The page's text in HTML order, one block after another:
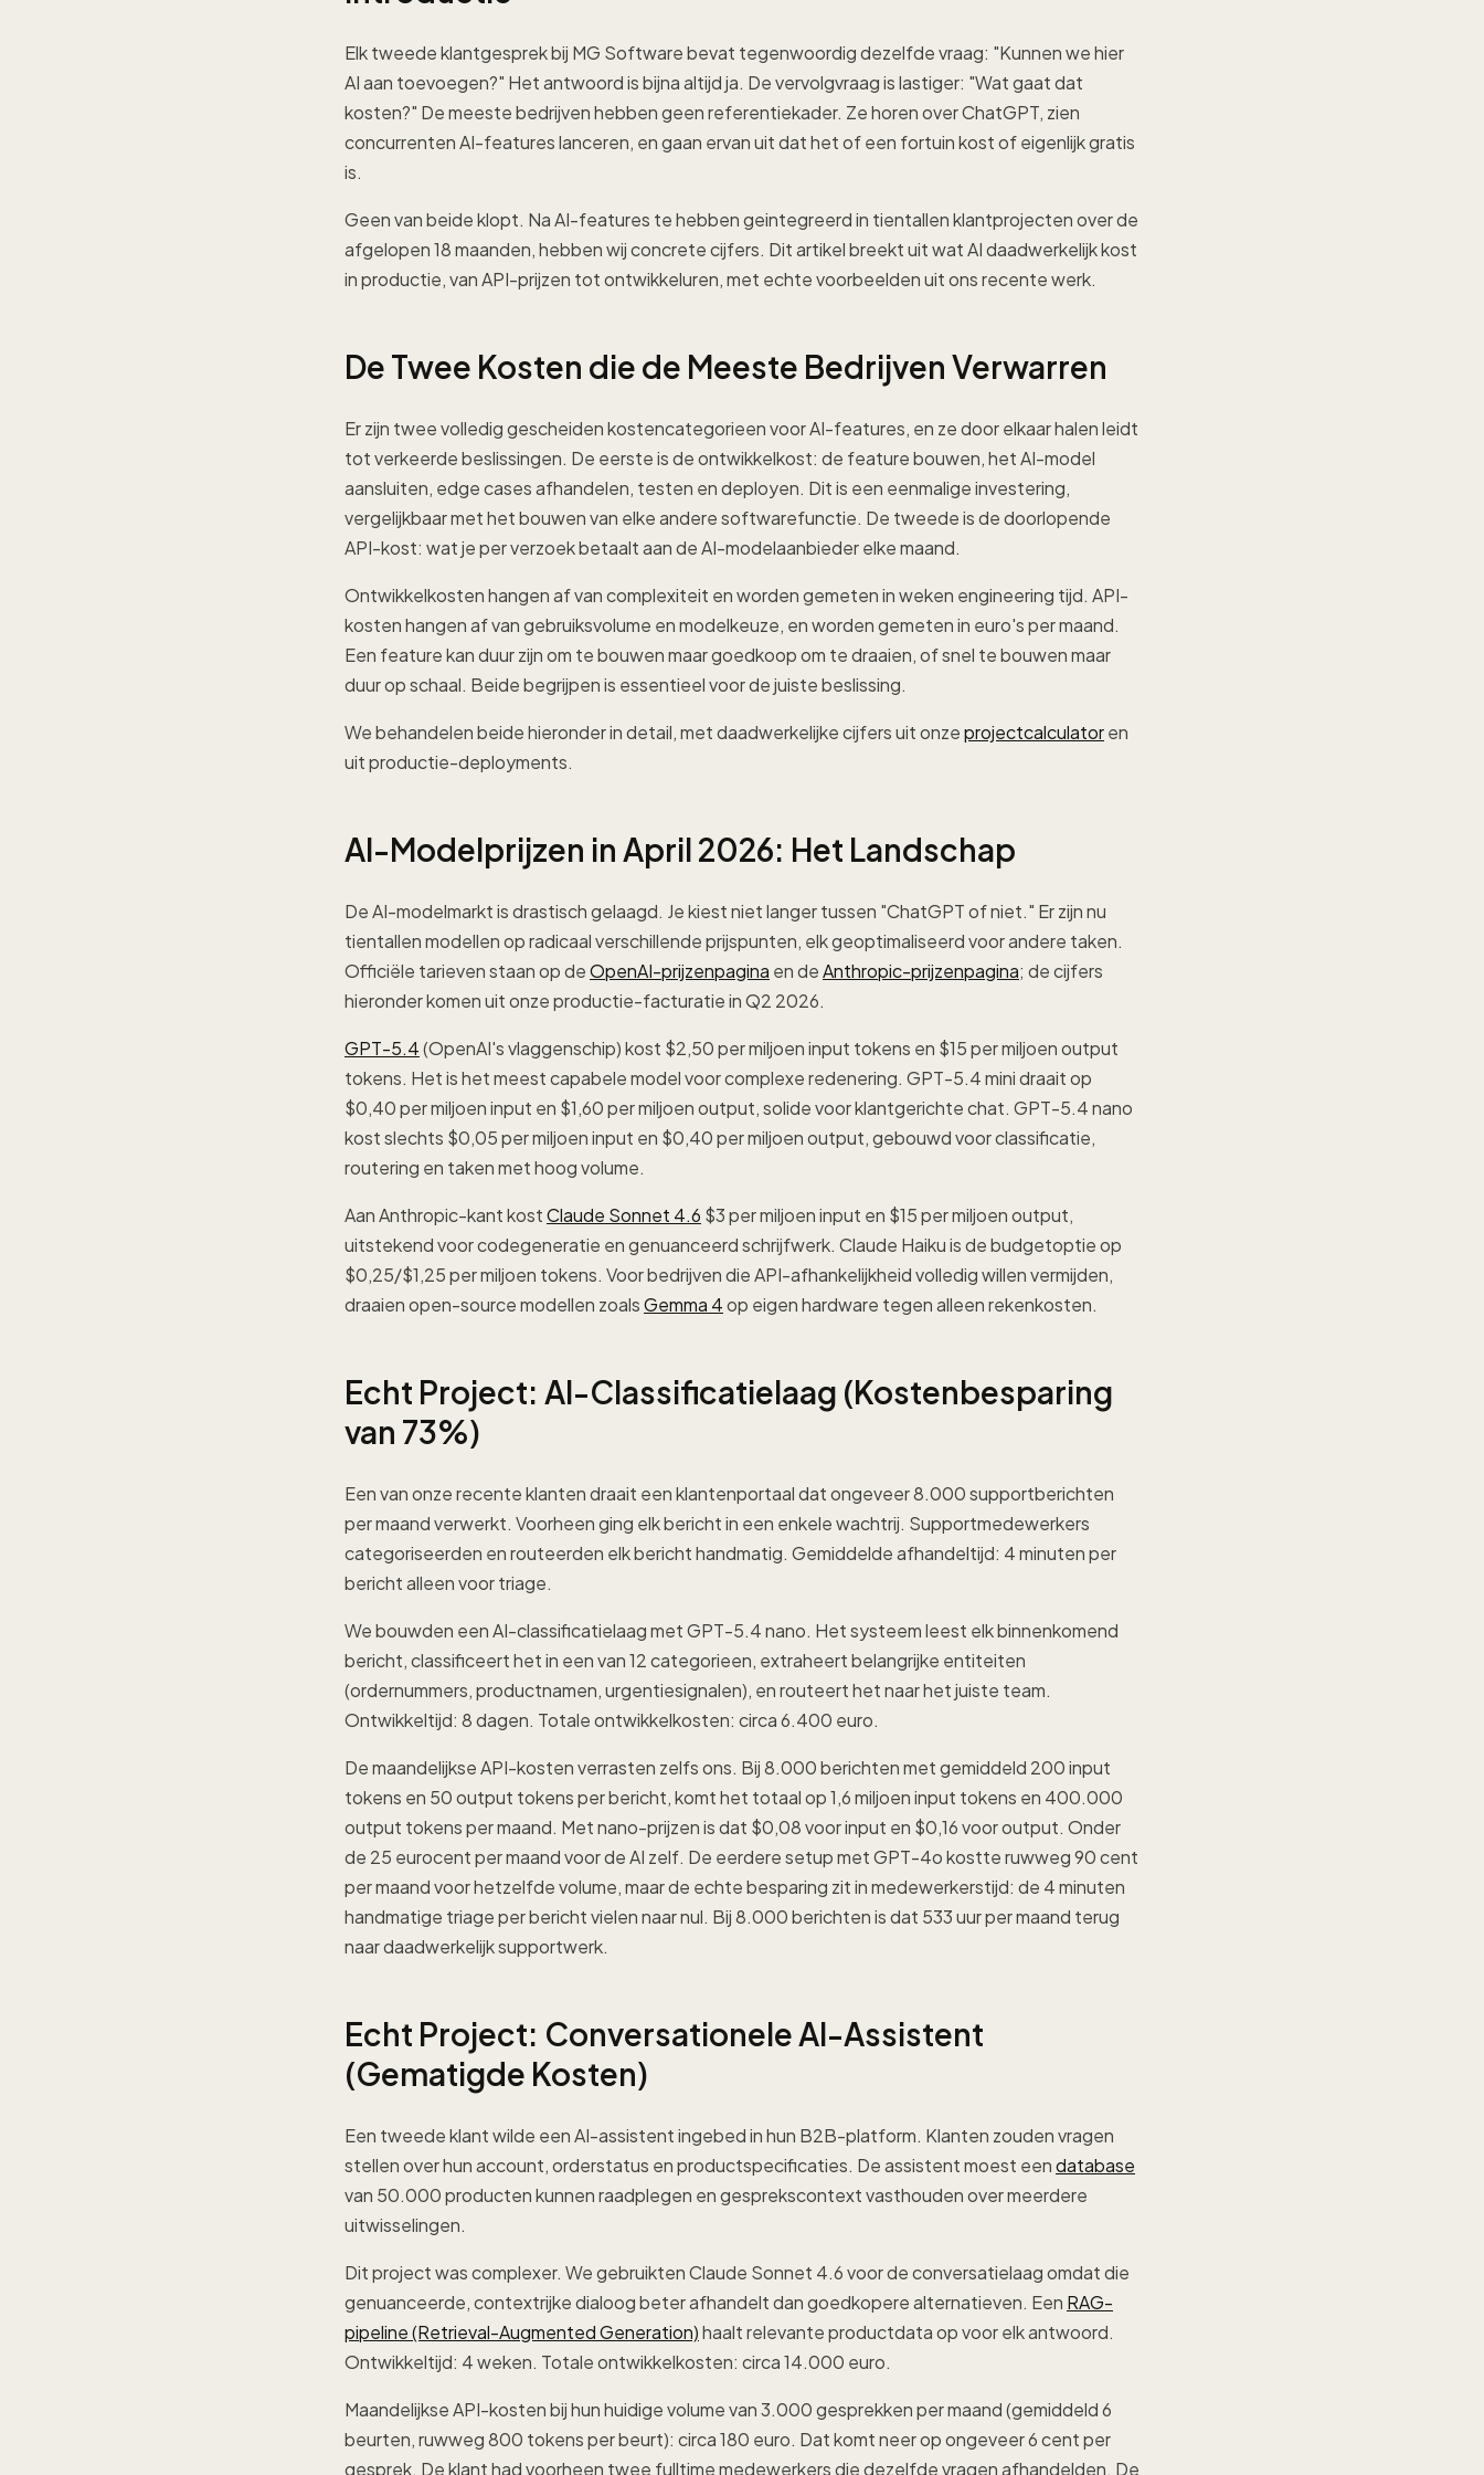
Elk tweede klantgesprek bij MG Software bevat tegenwoordig dezelfde vraag: "Kunnen we hier
AI aan toevoegen?" Het antwoord is bijna altijd ja. De vervolgvraag is lastiger: "Wat gaat dat
kosten?" De meeste bedrijven hebben geen referentiekader. Ze horen over ChatGPT, zien
concurrenten AI-features lanceren, en gaan ervan uit dat het of een fortuin kost of eigenlijk gratis
is.
Geen van beide klopt. Na AI-features te hebben geintegreerd in tientallen klantprojecten over de
afgelopen 18 maanden, hebben wij concrete cijfers. Dit artikel breekt uit wat AI daadwerkelijk kost
in productie, van API-prijzen tot ontwikkeluren, met echte voorbeelden uit ons recente werk.
De Twee Kosten die de Meeste Bedrijven Verwarren
Er zijn twee volledig gescheiden kostencategorieen voor AI-features, en ze door elkaar halen leidt
tot verkeerde beslissingen. De eerste is de ontwikkelkost: de feature bouwen, het AI-model
aansluiten, edge cases afhandelen, testen en deployen. Dit is een eenmalige investering,
vergelijkbaar met het bouwen van elke andere softwarefunctie. De tweede is de doorlopende
API-kost: wat je per verzoek betaalt aan de AI-modelaanbieder elke maand.
Ontwikkelkosten hangen af van complexiteit en worden gemeten in weken engineering tijd. API-
kosten hangen af van gebruiksvolume en modelkeuze, en worden gemeten in euro's per maand.
Een feature kan duur zijn om te bouwen maar goedkoop om te draaien, of snel te bouwen maar
duur op schaal. Beide begrijpen is essentieel voor de juiste beslissing.
We behandelen beide hieronder in detail, met daadwerkelijke cijfers uit onzeprojectcalculatoren
uit productie-deployments.
AI-Modelprijzen in April 2026: Het Landschap
De AI-modelmarkt is drastisch gelaagd. Je kiest niet langer tussen "ChatGPT of niet." Er zijn nu
tientallen modellen op radicaal verschillende prijspunten, elk geoptimaliseerd voor andere taken.
Officiële tarieven staan op deOpenAI-prijzenpagina en deAnthropic-prijzenpagina; de cijfers
hieronder komen uit onze productie-facturatie in Q2 2026.
GPT-5.4(OpenAI's vlaggenschip) kost $2,50 per miljoen input tokens en $15 per miljoen output
tokens. Het is het meest capabele model voor complexe redenering. GPT-5.4 mini draait op
$0,40 per miljoen input en $1,60 per miljoen output, solide voor klantgerichte chat. GPT-5.4 nano
kost slechts $0,05 per miljoen input en $0,40 per miljoen output, gebouwd voor classificatie,
routering en taken met hoog volume.
Aan Anthropic-kant kostClaude Sonnet 4.6 $3 per miljoen input en $15 per miljoen output,
uitstekend voor codegeneratie en genuanceerd schrijfwerk. Claude Haiku is de budgetoptie op
$0,25/$1,25 per miljoen tokens. Voor bedrijven die API-afhankelijkheid volledig willen vermijden,
draaien open-source modellen zoalsGemma 4op eigen hardware tegen alleen rekenkosten.
Echt Project: AI-Classificatielaag (Kostenbesparing
van 73%)
Een van onze recente klanten draait een klantenportaal dat ongeveer 8.000 supportberichten
per maand verwerkt. Voorheen ging elk bericht in een enkele wachtrij. Supportmedewerkers
categoriseerden en routeerden elk bericht handmatig. Gemiddelde afhandeltijd: 4 minuten per
bericht alleen voor triage.
We bouwden een AI-classificatielaag met GPT-5.4 nano. Het systeem leest elk binnenkomend
bericht, classificeert het in een van 12 categorieen, extraheert belangrijke entiteiten
(ordernummers, productnamen, urgentiesignalen), en routeert het naar het juiste team.
Ontwikkeltijd: 8 dagen. Totale ontwikkelkosten: circa 6.400 euro.
De maandelijkse API-kosten verrasten zelfs ons. Bij 8.000 berichten met gemiddeld 200 input
tokens en 50 output tokens per bericht, komt het totaal op 1,6 miljoen input tokens en 400.000
output tokens per maand. Met nano-prijzen is dat $0,08 voor input en $0,16 voor output. Onder
de 25 eurocent per maand voor de AI zelf. De eerdere setup met GPT-4o kostte ruwweg 90 cent
per maand voor hetzelfde volume, maar de echte besparing zit in medewerkerstijd: de 4 minuten
handmatige triage per bericht vielen naar nul. Bij 8.000 berichten is dat 533 uur per maand terug
naar daadwerkelijk supportwerk.
Echt Project: Conversationele AI-Assistent
(Gematigde Kosten)
Een tweede klant wilde een AI-assistent ingebed in hun B2B-platform. Klanten zouden vragen
stellen over hun account, orderstatus en productspecificaties. De assistent moest eendatabase
van 50.000 producten kunnen raadplegen en gesprekscontext vasthouden over meerdere
uitwisselingen.
Dit project was complexer. We gebruikten Claude Sonnet 4.6 voor de conversatielaag omdat die
genuanceerde, contextrijke dialoog beter afhandelt dan goedkopere alternatieven. Een RAG-
pipeline (Retrieval-Augmented Generation)haalt relevante productdata op voor elk antwoord.
Ontwikkeltijd: 4 weken. Totale ontwikkelkosten: circa 14.000 euro.
Maandelijkse API-kosten bij hun huidige volume van 3.000 gesprekken per maand (gemiddeld 6
beurten, ruwweg 800 tokens per beurt): circa 180 euro. Dat komt neer op ongeveer 6 cent per
gesprek. De klant had voorheen twee fulltime medewerkers die dezelfde vragen afhandelden. De